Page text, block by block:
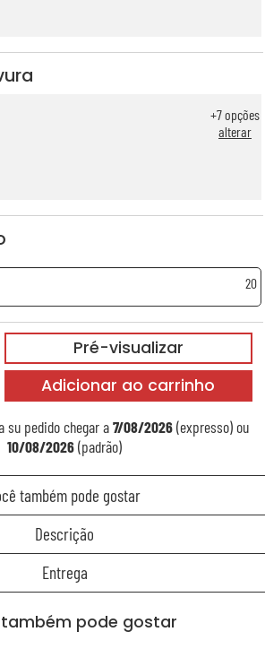
+7opções
alterar
20
Pré-visualizar
Adicionar ao carrinho
su pedido chegar a7/08/2026(expresso) ou
10/08/2026(padrão)
também pode gostar
Descrição
Entrega
pode gostar